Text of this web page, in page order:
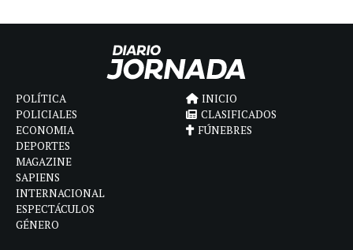
POLÍTICA
POLICIALES
ECONOMIA
DEPORTES
MAGAZINE
SAPIENS
INTERNACIONAL
ESPECTÁCULOS
GÉNERO
INICIO
CLASIFICADOS
FÚNEBRES